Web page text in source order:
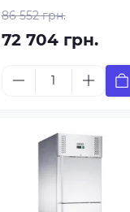
86 552 грн.
72 704 грн.